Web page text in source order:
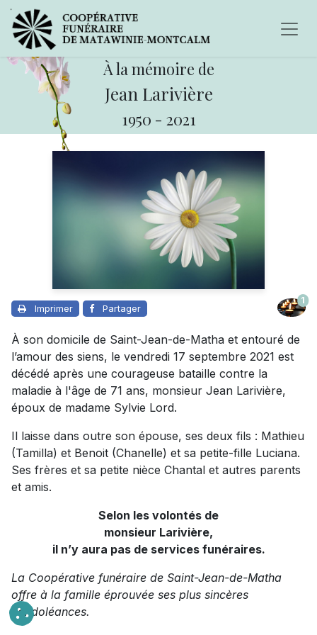
À la mémoire de
Jean Larivière
1950 - 2021
Imprimer Partager
1
À son domicile de Saint-Jean-de-Matha et entouré de
l’amour des siens, le vendredi 17 septembre 2021 est
décédé après une courageuse bataille contre la
maladie à l'âge de 71 ans, monsieur Jean Larivière,
époux de madame Sylvie Lord.
Il laisse dans outre son épouse, ses deux fils : Mathieu
(Tamilla) et Benoit (Chanelle) et sa petite-fille Luciana.
Ses frères et sa petite nièce Chantal et autres parents
et amis.
Selon les volontés de
monsieur Larivière,
il n’y aura pas de services funéraires.
La Coopérative funéraire de Saint-Jean-de-Matha
offre à la famille éprouvée ses plus sincères
condoléances.